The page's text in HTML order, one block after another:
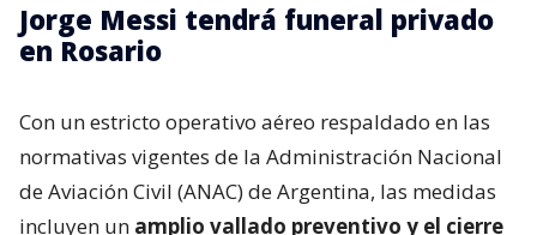
Jorge Messi tendrá funeral privado
en Rosario
Con un estricto operativo aéreo respaldado en las
normativas vigentes de la Administración Nacional
de Aviación Civil (ANAC) de Argentina, las medidas
incluyen un amplio vallado preventivo y el cierre